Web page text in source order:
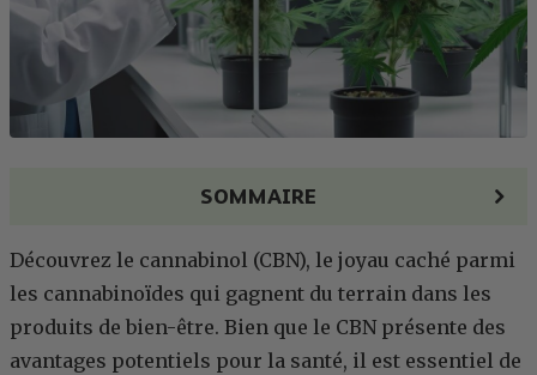
SOMMAIRE
Découvrez le cannabinol (CBN), le joyau caché parmi
les cannabinoïdes qui gagnent du terrain dans les
produits de bien-être. Bien que le CBN présente des
avantages potentiels pour la santé, il est essentiel de